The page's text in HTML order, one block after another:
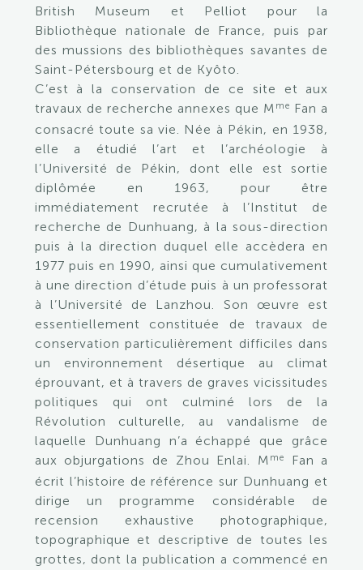
British Museum et Pelliot pour la
Bibliothèque nationale de France, puis par
des mussions des bibliothèques savantes de
Saint-Pétersbourg et de Kyôto.
C’est à la conservation de ce site et aux
travaux de recherche annexes que M me Fan a
consacré toute sa vie. Née à Pékin, en 1938,
elle a étudié l’art et l’archéologie à
l’Université de Pékin, dont elle est sortie
diplômée en 1963, pour être
immédiatement recrutée à l’Institut de
recherche de Dunhuang, à la sous-direction
puis à la direction duquel elle accèdera en
1977 puis en 1990, ainsi que cumulativement
à une direction d’étude puis à un professorat
à l’Université de Lanzhou. Son œuvre est
essentiellement constituée de travaux de
conservation particulièrement difficiles dans
un environnement désertique au climat
éprouvant, et à travers de graves vicissitudes
politiques qui ont culminé lors de la
Révolution culturelle, au vandalisme de
laquelle Dunhuang n’a échappé que grâce
aux objurgations de Zhou Enlai. M me
Fan a
écrit l’histoire de référence sur Dunhuang et
dirige un programme considérable de
recension exhaustive photographique,
topographique et descriptive de toutes les
grottes, dont la publication a commencé en